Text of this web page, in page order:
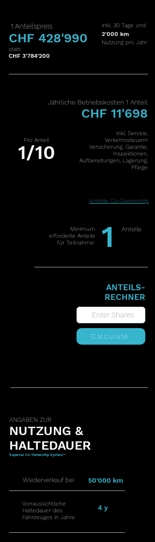
1 Anteilspreis
CHF 428'990
inkl. 30 Tage und
2'000 km
Nutzung pro Jahr
statt:
CHF 3'784'200
Jährliche Betriebskosten 1 Anteil
1/10
Pro Anteil
CHF 11'698
inkl. Service,
Verkehrssteuern
Versicherung, Garantie,
Inspektionen,
Aufbereitungen, Lagerung,
Pflege
Vorteile Co-Ownership
Minimum
erforderte Anteile
für Teilnahme:
1 Anteile
ANTEILS-
RECHNER
Calculate
ANGABEN ZUR
NUTZUNG &
HALTEDAUER
Supercar Co-Ownership System™
Wiederverkauf bei 50'000 km
Vorraussichtliche
Haltedauer des
Fahrzeuges in Jahre
4 y